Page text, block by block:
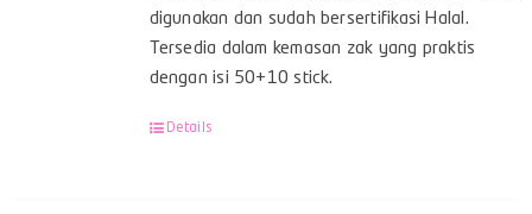
digunakan dan sudah bersertifikasi Halal.
Tersedia dalam kemasan zak yang praktis
dengan isi 50+10 stick.
Details